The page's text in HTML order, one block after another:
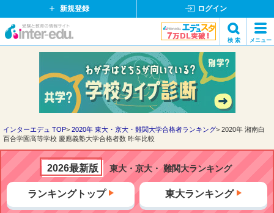
新規登録 ログイン
イ
ド
ッ
ト
検 索 メニュー
検索
インターエデュ TOP 2020年 東大・京大・難関大学合格者ランキング
2020年 湘南白
百合学園高等学校 慶應義塾大学合格者数 昨年比較
2026最新版 東大・京大・ 難関大ランキング
ランキングトップ 東大ランキング